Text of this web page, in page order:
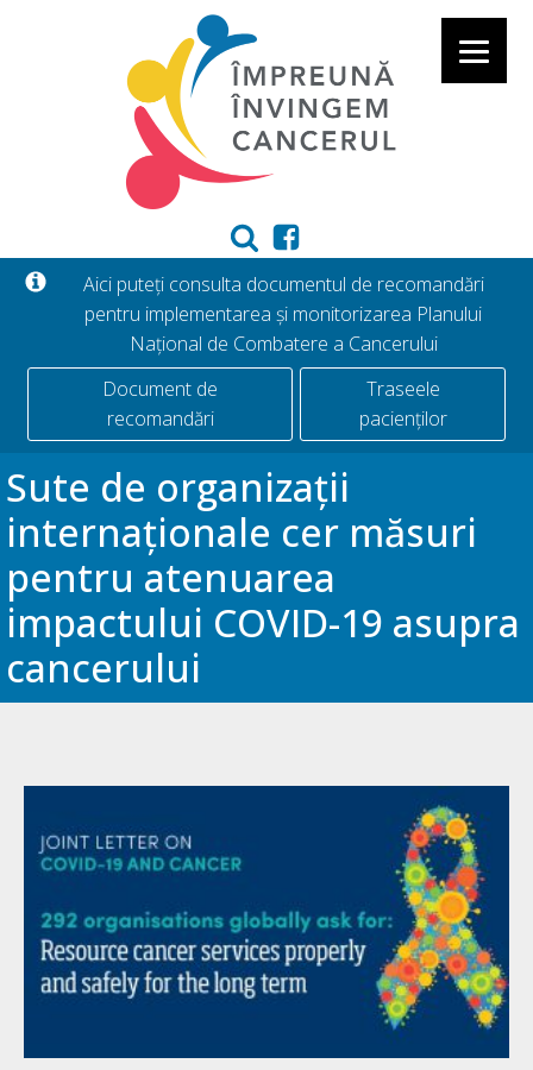
Aici puteți consulta documentul de recomandări
pentru implementarea și monitorizarea Planului
Național de Combatere a Cancerului
Document de
recomandări
Traseele
pacienților
Sute de organizații
internaționale cer măsuri
pentru atenuarea
impactului COVID-19 asupra
cancerului